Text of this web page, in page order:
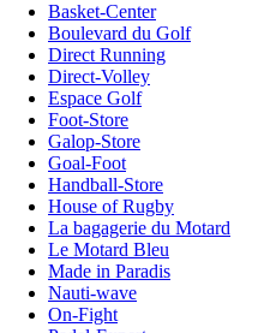
Basket-Center
Boulevard du Golf
Direct Running
Direct-Volley
Espace Golf
Foot-Store
Galop-Store
Goal-Foot
Handball-Store
House of Rugby
La bagagerie du Motard
Le Motard Bleu
Made in Paradis
Nauti-wave
On-Fight